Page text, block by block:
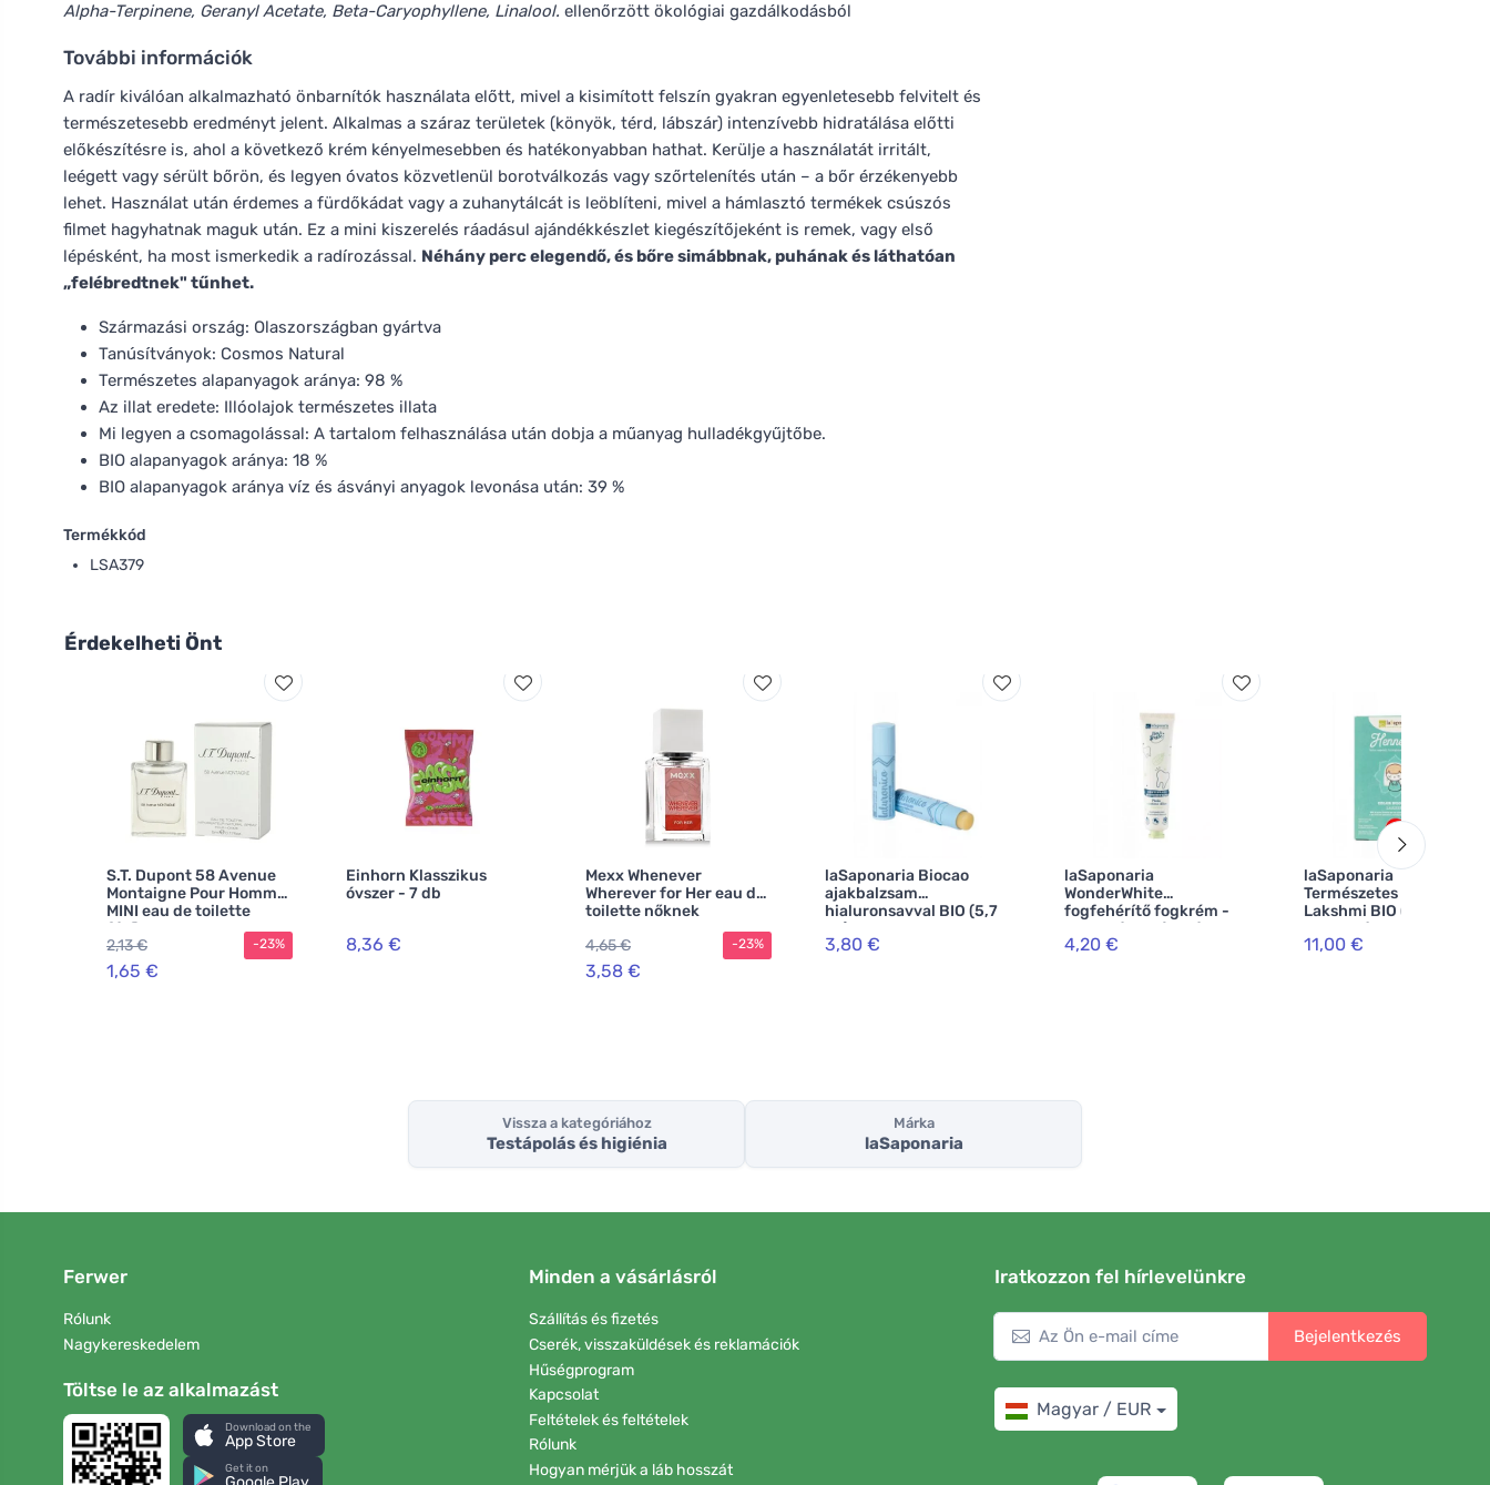
Alpha-Terpinene, Geranyl Acetate, Beta-Caryophyllene, Linalool. ellenőrzött ökológiai gazdálkodásból
További információk
A radír kiválóan alkalmazható önbarnítók használata előtt, mivel a kisimított felszín gyakran egyenletesebb felvitelt és
természetesebb eredményt jelent. Alkalmas a száraz területek (könyök, térd, lábszár) intenzívebb hidratálása előtti
előkészítésre is, ahol a következő krém kényelmesebben és hatékonyabban hathat. Kerülje a használatát irritált,
leégett vagy sérült bőrön, és legyen óvatos közvetlenül borotválkozás vagy szőrtelenítés után – a bőr érzékenyebb
lehet. Használat után érdemes a fürdőkádat vagy a zuhanytálcát is leöblíteni, mivel a hámlasztó termékek csúszós
filmet hagyhatnak maguk után. Ez a mini kiszerelés ráadásul ajándékkészlet kiegészítőjeként is remek, vagy első
lépésként, ha most ismerkedik a radírozással. Néhány perc elegendő, és bőre simábbnak, puhának és láthatóan
„felébredtnek" tűnhet.
Származási ország: Olaszországban gyártva
Tanúsítványok: Cosmos Natural
Természetes alapanyagok aránya: 98 %
Az illat eredete: Illóolajok természetes illata
Mi legyen a csomagolással: A tartalom felhasználása után dobja a műanyag hulladékgyűjtőbe.
BIO alapanyagok aránya: 18 %
BIO alapanyagok aránya víz és ásványi anyagok levonása után: 39 %
Termékkód
LSA379
Érdekelheti Önt
S.T. Dupont 58 Avenue
Montaigne Pour Homme
MINI eau de toilette
férfiaknak
2,13 €
1,65 €
-23%
Einhorn Klasszikus
óvszer - 7 db
8,36 €
Mexx Whenever
Wherever for Her eau de
toilette nőknek
4,65 €
3,58 €
-23%
laSaponaria Biocao
ajakbalzsam
hialuronsavval BIO (5,7
ml)
3,80 €
laSaponaria
WonderWhite
fogfehérítő fogkrém -
menta és aktív szén BIO
(75 ml)
4,20 €
laSaponaria
Természetes hajfesték
Lakshmi BIO (100 g) -
mogyoró
11,00 €
Vissza a kategóriához
Testápolás és higiénia
Márka
laSaponaria
Ferwer
Rólunk
Nagykereskedelem
Töltse le az alkalmazást
Download on the
App Store
Get it on
Minden a vásárlásról
Szállítás és fizetés
Cserék, visszaküldések és reklamációk
Hűségprogram
Kapcsolat
Feltételek és feltételek
Rólunk
Hogyan mérjük a láb hosszát
Iratkozzon fel hírlevelünkre
Bejelentkezés
Magyar / EUR